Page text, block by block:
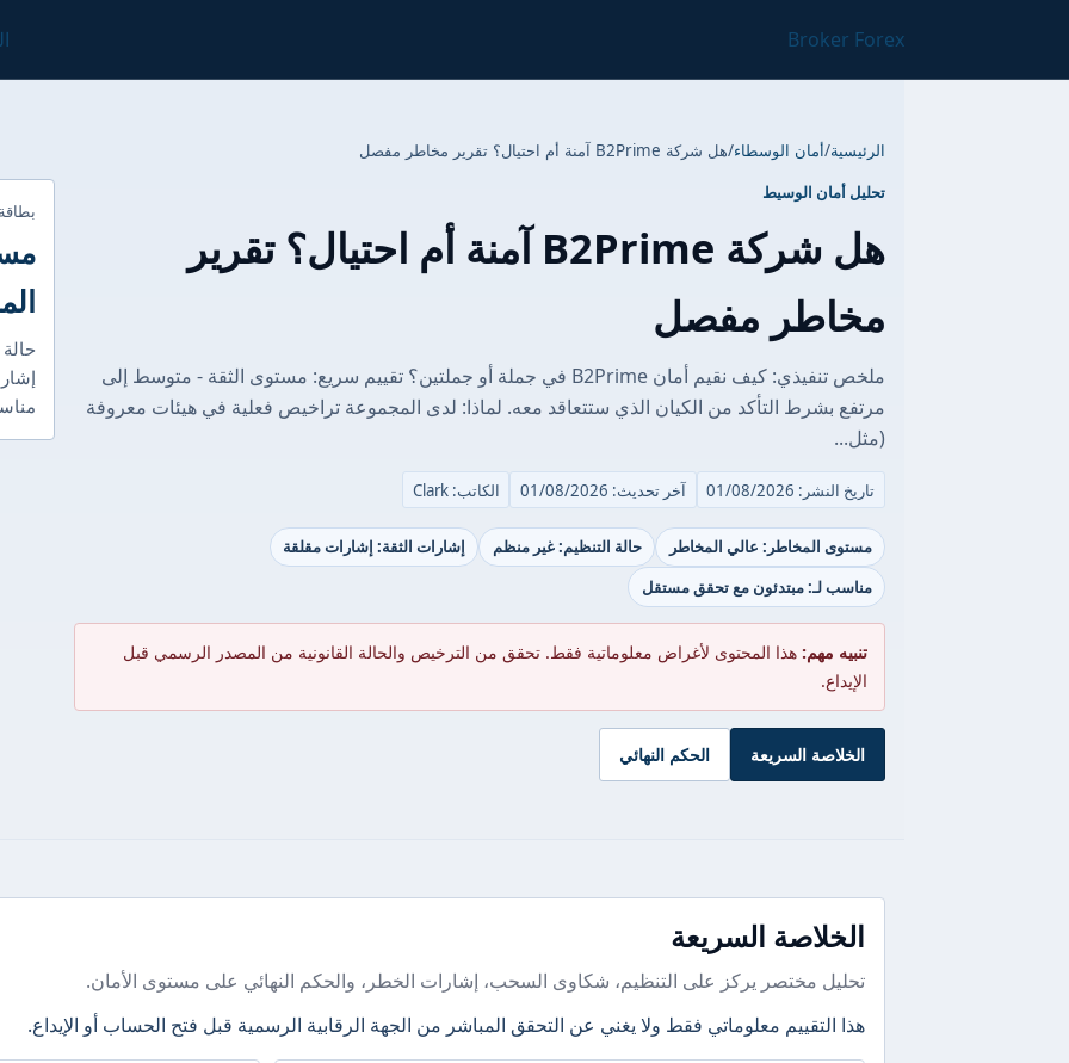
Broker Forex
الرئيسية/أمان الوسطاء/هل شركة B2Prime آمنة أم احتيال؟ تقرير مخاطر مفصل
تحليل أمان الوسيط
هل شركة B2Prime آمنة أم احتيال؟ تقرير
مخاطر مفصل
ملخص تنفيذي: كيف نقيم أمان B2Prime في جملة أو جملتين؟ تقييم سريع: مستوى الثقة - متوسط إلى
مرتفع بشرط التأكد من الكيان الذي ستتعاقد معه. لماذا: لدى المجموعة تراخيص فعلية في هيئات معروفة
(مثل...
تاريخ النشر: 01/08/2026 آخر تحديث: 01/08/2026 الكاتب: Clark
مستوى المخاطر: عالي المخاطر حالة التنظيم: غير منظم
إشارات الثقة: إشارات مقلقة
مناسب لـ: مبتدئون مع تحقق مستقل
تنبيه مهم: هذا المحتوى لأغراض معلوماتية فقط. تحقق من الترخيص والحالة القانونية من المصدر الرسمي قبل
الإيداع.
الخلاصة السريعة الحكم النهائي
الخلاصة السريعة
تحليل مختصر يركز على التنظيم، شكاوى السحب، إشارات الخطر، والحكم النهائي على مستوى الأمان.
هذا التقييم معلوماتي فقط ولا يغني عن التحقق المباشر من الجهة الرقابية الرسمية قبل فتح الحساب أو الإيداع.